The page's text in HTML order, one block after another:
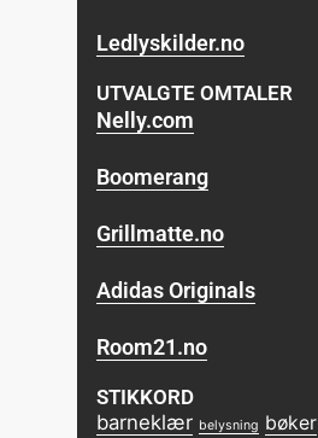
Ledlyskilder.no
UTVALGTE OMTALER
Nelly.com
Boomerang
Grillmatte.no
Adidas Originals
Room21.no
STIKKORD
barneklær belysning bøker